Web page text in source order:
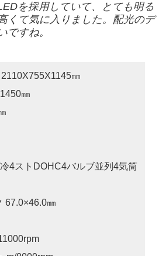
を採用していて、とても明る
くて気に入りました。配光のデ
ですね。
㎜
㎜
4ストDOHC4バルブ並列4気筒
67.0×46.0㎜